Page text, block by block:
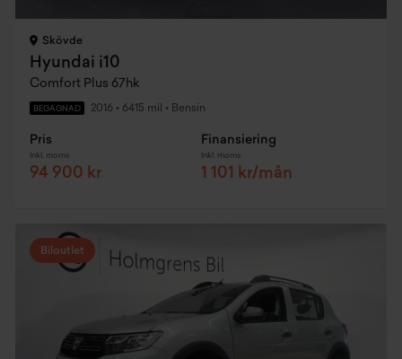
Skövde
Hyundai i10
Comfort Plus 67hk
BEGAGNAD 2016 • 6415 mil • Bensin
Pris
Inkl. moms
94 900 kr
Finansiering
Inkl. moms
1 101 kr/mån
Biloutlet